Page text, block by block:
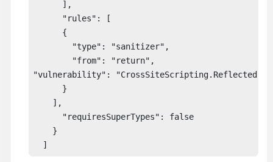
      ],
      "rules": [
      {
        "type": "sanitizer",
        "from": "return",
"vulnerability": "CrossSiteScripting.Reflected"
      }
    ],
      "requiresSuperTypes": false
    }
  ]